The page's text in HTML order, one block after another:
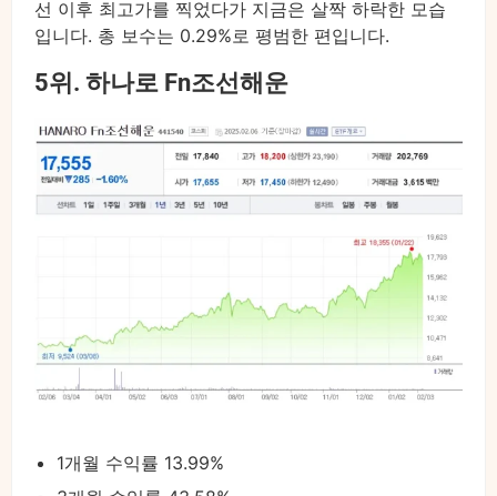
선 이후 최고가를 찍었다가 지금은 살짝 하락한 모습
입니다. 총 보수는 0.29%로 평범한 편입니다.
5위. 하나로 Fn조선해운
1개월 수익률 13.99%